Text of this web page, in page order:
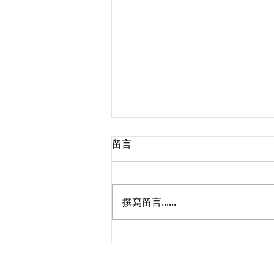
留言
撰寫留言......